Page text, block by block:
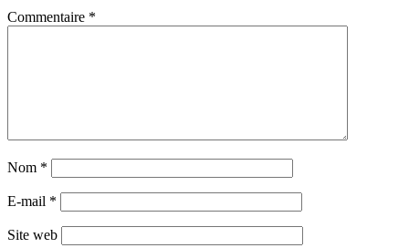
Commentaire *
Nom *
E-mail *
Site web